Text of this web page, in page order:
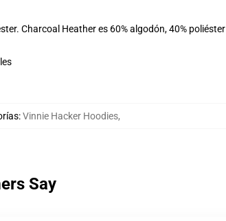
Charcoal Heather es 60% algodón, 40% poliéster
:Vinnie Hacker Hoodies,
Say